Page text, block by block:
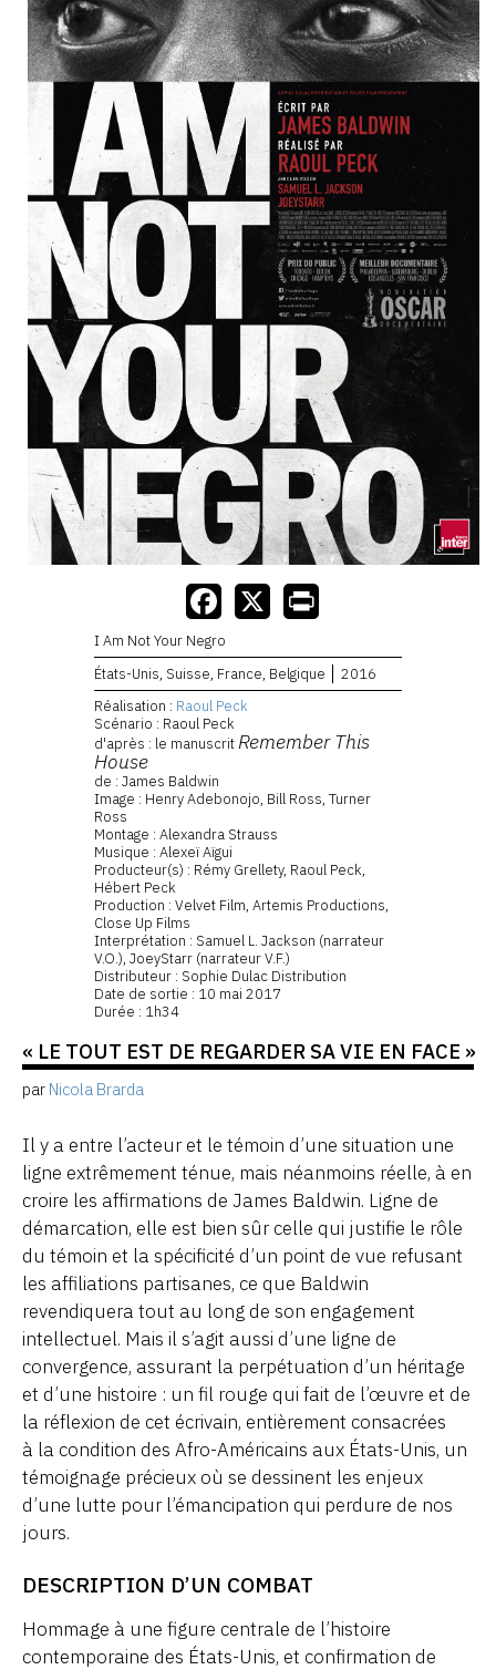
I Am Not Your Negro
États-Unis, Suisse, France, Belgique
2016
Réalisation : Raoul Peck
Scénario : Raoul Peck
d'après : le manuscritRemember This
House
de : James Baldwin
Image : Henry Adebonojo, Bill Ross, Turner
Ross
Montage : Alexandra Strauss
Musique : Alexeï Aïgui
Producteur(s) : Rémy Grellety, Raoul Peck,
Hébert Peck
Production : Velvet Film, Artemis Productions,
Close Up Films
Interprétation : Samuel L. Jackson (narrateur
V.O.), JoeyStarr (narrateur V.F.)
Distributeur : Sophie Dulac Distribution
Date de sortie : 10 mai 2017
Durée : 1h34
« LE TOUT EST DE REGARDER SA VIE EN FACE »
par Nicola Brarda
Il y a entre l’acteur et le témoin d’une situation une
ligne extrêmement ténue, mais néanmoins réelle, à en
croire les affirmations de James Baldwin. Ligne de
démarcation, elle est bien sûr celle qui justifie le rôle
du témoin et la spécificité d’un point de vue refusant
les affiliations partisanes, ce que Baldwin
revendiquera tout au long de son engagement
intellectuel. Mais il s’agit aussi d’une ligne de
convergence, assurant la perpétuation d’un héritage
et d’une histoire : un fil rouge qui fait de l’œuvre et de
la réflexion de cet écrivain, entièrement consacrées
à la condition des Afro-Américains aux États-Unis, un
témoignage précieux où se dessinent les enjeux
d’une lutte pour l’émancipation qui perdure de nos
jours.
DESCRIPTION D’UN COMBAT
Hommage à une figure centrale de l’histoire
contemporaine des États-Unis, et confirmation de